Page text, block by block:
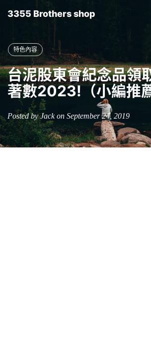
3355 Brothers shop
特色內容
台泥股東會紀念品領
著數2023!（小編推
Posted by Jack on September 24, 2019